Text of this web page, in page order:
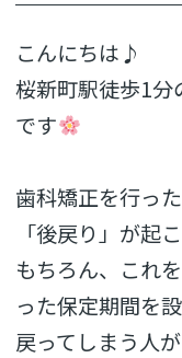
こんにちは♪
桜新町駅徒歩1分
です
歯科矯正を行っ
「後戻り」が起
もちろん、これ
った保定期間を
戻ってしまう人が